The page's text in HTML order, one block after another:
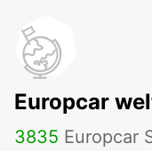
Europcar
3835 Europcar